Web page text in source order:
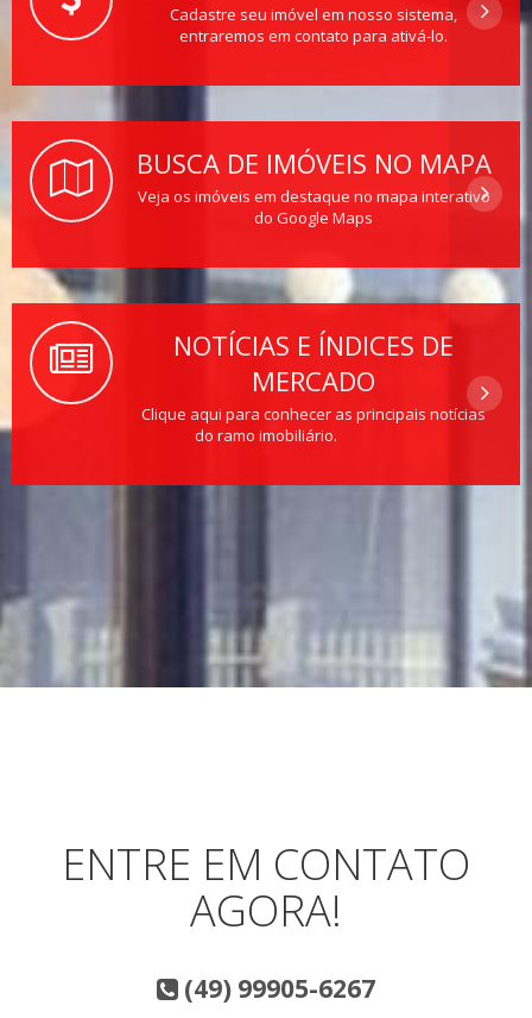
Cadastre seu imóvel em nosso sistema,
entraremos em contato para ativá-lo.
BUSCA DE IMÓVEIS NO MAPA
Veja os imóveis em destaque no mapa interativo
do Google Maps
NOTÍCIAS E ÍNDICES DE
MERCADO
Clique aqui para conhecer as principais notícias
do ramo imobiliário.
ENTRE EM CONTATO
AGORA!
(49) 99905-6267